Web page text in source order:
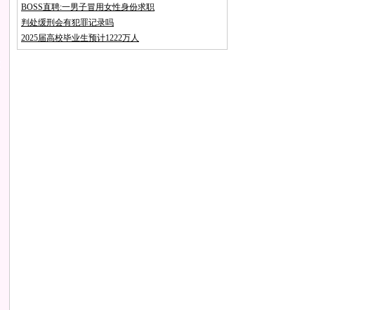
BOSS直聘:一男子冒用女性身份求职
判处缓刑会有犯罪记录吗
2025届高校毕业生预计1222万人